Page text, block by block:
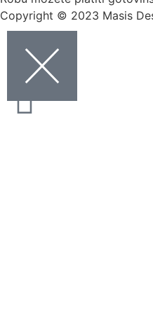
Copyright © 2023 Masis